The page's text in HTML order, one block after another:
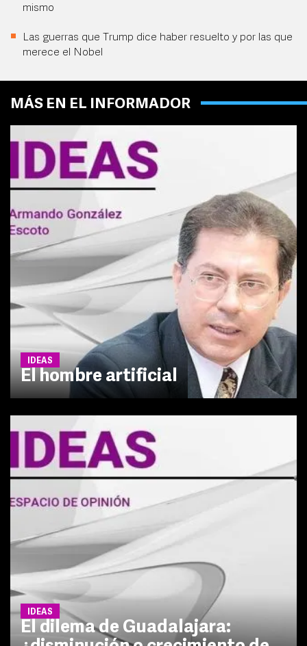
mismo
Las guerras que Trump dice haber resuelto y por las que
merece el Nobel
MÁS EN EL INFORMADOR
IDEAS
El hombre artificial
IDEAS
El dilema de Guadalajara: